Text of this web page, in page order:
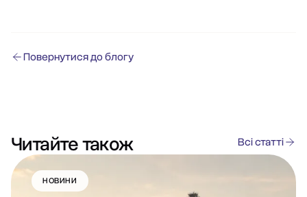
Повернутися до блогу
Читайте також Всі статті
НОВИНИ